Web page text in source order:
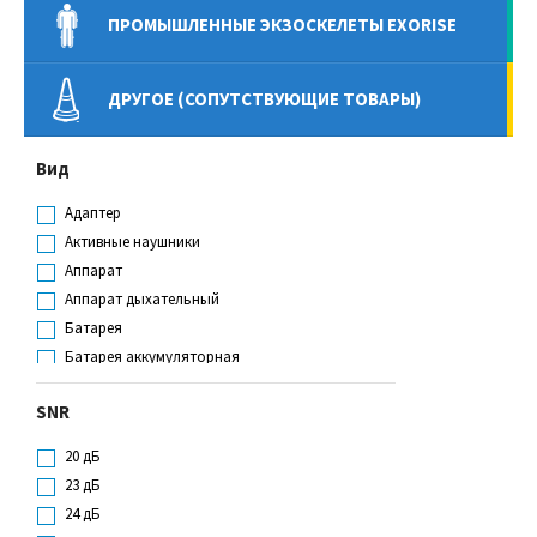
ПРОМЫШЛЕННЫЕ ЭКЗОСКЕЛЕТЫ EXORISE
ДРУГОЕ (СОПУТСТВУЮЩИЕ ТОВАРЫ)
Вид
Адаптер
Активные наушники
Аппарат
Аппарат дыхательный
Батарея
Батарея аккумуляторная
Блок
Вкладыши противошумные
SNR
20 дБ
23 дБ
24 дБ